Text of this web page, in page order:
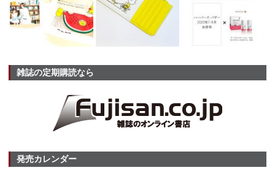
雑誌の定期購読なら
発売カレンダー